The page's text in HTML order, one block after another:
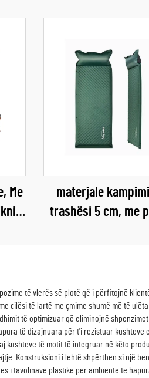
Me
materjale
trashësi 5 cm, me
gjumë
të vlerës së plotë që i përfitojnë
cilësi të lartë me çmime shumë më të
të optimizuar që eliminojnë shpenzimet
të dizajnuara për t'i rezistuar kushteve
kushteve të motit të integruar në këto
Konstruksioni i lehtë shpërthen si një
i tavolinave plastike për ambiente të